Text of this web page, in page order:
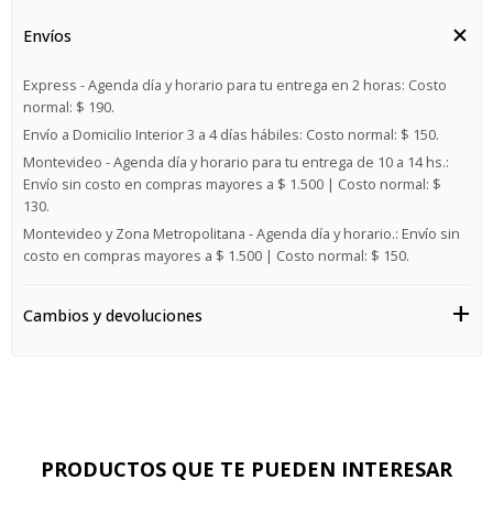
Envíos
Express - Agenda día y horario para tu entrega en 2 horas: Costo
normal: $ 190.
Envío a Domicilio Interior 3 a 4 días hábiles: Costo normal: $ 150.
Montevideo - Agenda día y horario para tu entrega de 10 a 14 hs.:
Envío sin costo en compras mayores a $ 1.500 | Costo normal: $
130.
Montevideo y Zona Metropolitana - Agenda día y horario.: Envío sin
costo en compras mayores a $ 1.500 | Costo normal: $ 150.
Cambios y devoluciones
PRODUCTOS QUE TE PUEDEN INTERESAR